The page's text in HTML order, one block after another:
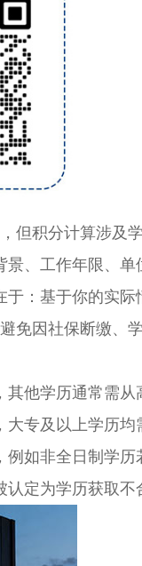
积分计算涉及学
景、工作年限、单
：基于你的实际
免因社保断缴、
他学历通常需从
大专及以上学历均
例如非全日制学历
定为学历获取不